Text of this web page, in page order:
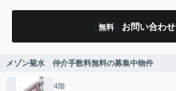
無料 お問い合わせ
メゾン菊水 仲介手数料無料の募集中物件
4階